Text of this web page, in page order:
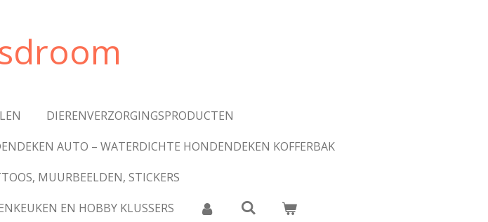
DIERENVERZORGINGSPRODUCTEN
AUTO – WATERDICHTE HONDENDEKEN KOFFERBAK
MUURBEELDEN, STICKERS
EN HOBBY KLUSSERS